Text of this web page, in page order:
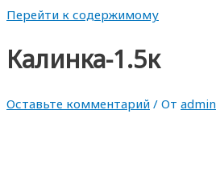
Перейти к содержимому
Калинка-1.5к
Оставьте комментарий / От admin